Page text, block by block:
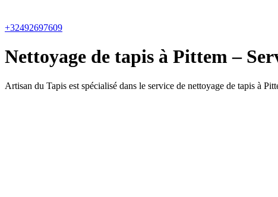
+32492697609
Nettoyage de tapis à Pittem –
Artisan du Tapis est spécialisé dans le service de nettoyage de tapis à